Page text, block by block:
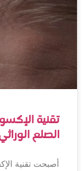
تقنية
الصلع
أصبحت تقنية